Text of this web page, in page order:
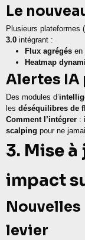
Le
Plusieurs plateformes
3.0 intégrant :
Flux agrégés en
Heatmap
Alertes IA
Des modules d’
les déséquilibres de
Comment l’intégrer :
scalping pour ne
3. Mise
impact
Nouvelles
levier